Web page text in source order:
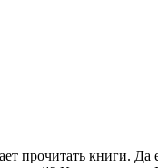
прочитать книги.